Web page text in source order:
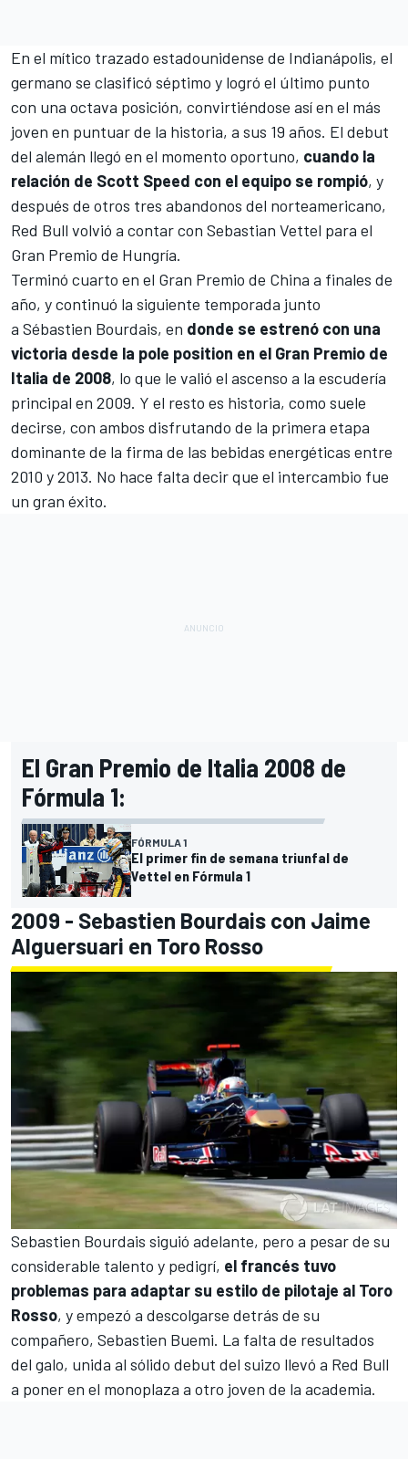
En el mítico trazado estadounidense de Indianápolis, el
germano se clasificó séptimo y logró el último punto
con una octava posición, convirtiéndose así en el más
joven en puntuar de la historia, a sus 19 años. El debut
del alemán llegó en el momento oportuno, cuando la
relación de Scott Speed con el equipo se rompió, y
después de otros tres abandonos del norteamericano,
Red Bull volvió a contar con Sebastian Vettel para el
Gran Premio de Hungría.
Terminó cuarto en el Gran Premio de China a finales de
año, y continuó la siguiente temporada junto
a Sébastien Bourdais, en donde se estrenó con una
victoria desde la pole position en el Gran Premio de
Italia de 2008, lo que le valió el ascenso a la escudería
principal en 2009. Y el resto es historia, como suele
decirse, con ambos disfrutando de la primera etapa
dominante de la firma de las bebidas energéticas entre
2010 y 2013. No hace falta decir que el intercambio fue
un gran éxito.
El Gran Premio de Italia 2008 de
Fórmula 1:
FÓRMULA 1
El primer fin de semana triunfal de
Vettel en Fórmula 1
2009 - Sebastien Bourdais con Jaime
Alguersuari en Toro Rosso
Sebastien Bourdais siguió adelante, pero a pesar de su
considerable talento y pedigrí, el francés tuvo
problemas para adaptar su estilo de pilotaje al Toro
Rosso, y empezó a descolgarse detrás de su
compañero, Sebastien Buemi. La falta de resultados
del galo, unida al sólido debut del suizo llevó a Red Bull
a poner en el monoplaza a otro joven de la academia.